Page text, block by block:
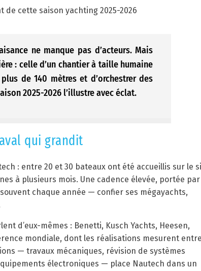
ne manque pas d’acteurs. Mais
: celle d’un chantier à taille humaine
de 140 mètres et d’orchestrer des
2025-2026 l’illustre avec éclat.
qui grandit
: entre 20 et 30 bateaux ont été accueillis sur le
à plusieurs mois. Une cadence élevée, portée par
chaque année — confier ses mégayachts,
d’eux-mêmes : Benetti, Kusch Yachts, Heesen,
mondiale, dont les réalisations mesurent
— travaux mécaniques, révision de systèmes
électroniques — place Nautech dans un